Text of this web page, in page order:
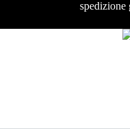
spedizione